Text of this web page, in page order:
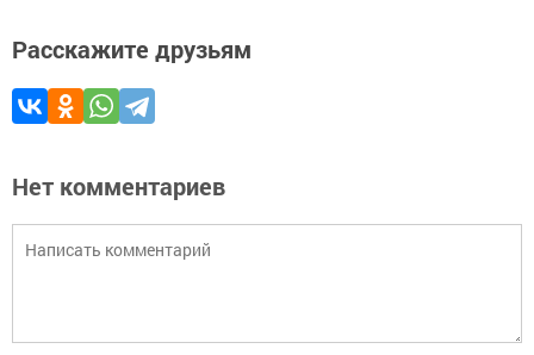
Расскажите друзьям
Нет комментариев